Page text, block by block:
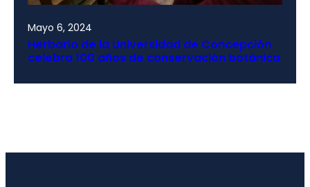
Mayo 6, 2024
Herbario de la Universidad de Concepción
celebra 100 años de conservación botánica